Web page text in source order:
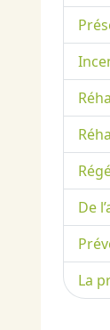
De
La